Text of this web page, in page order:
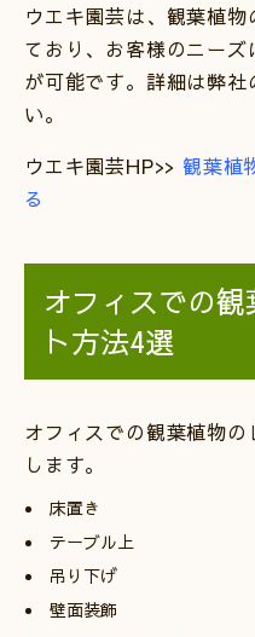
ウエキ園芸は、観葉植
ており、お客様のニー
が可能です。詳細は弊
い。
ウエキ園芸HP>> 観葉植
る
オフィスでの
ト方法4選
オフィスでの観葉植物
します。
床置き
テーブル上
吊り下げ
壁面装飾